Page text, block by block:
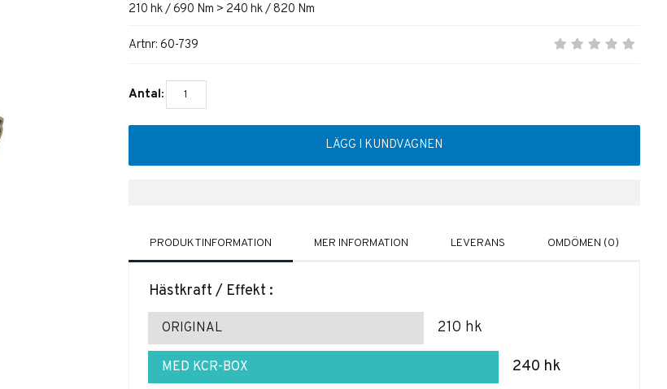
210 hk / 690 Nm > 240 hk / 820 Nm
Artnr: 60-739
Antal:
LÄGG I KUNDVAGNEN
PRODUKTINFORMATION
Hästkraft / Effekt :
ORIGINAL 210 hk
MED KCR-BOX 240 hk
MER INFORMATION LEVERANS OMDÖMEN (0)